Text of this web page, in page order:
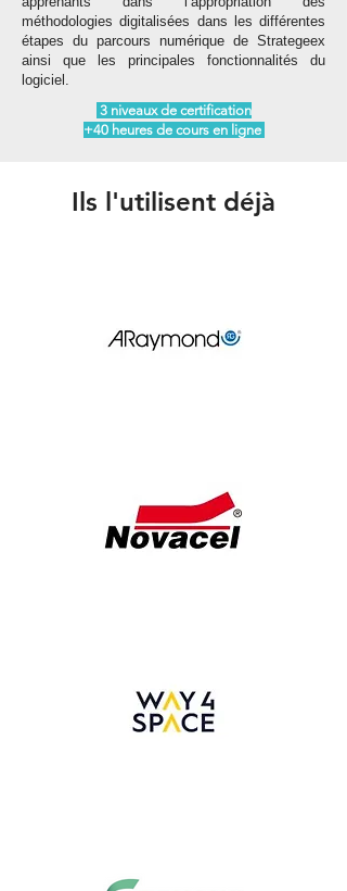
méthodologies digitalisées dans les différentes
étapes du parcours numérique de Strategeex
ainsi que les principales fonctionnalités du
logiciel.
3 niveaux de certification
+40 heures de cours en ligne
Ils l'utilisent déjà